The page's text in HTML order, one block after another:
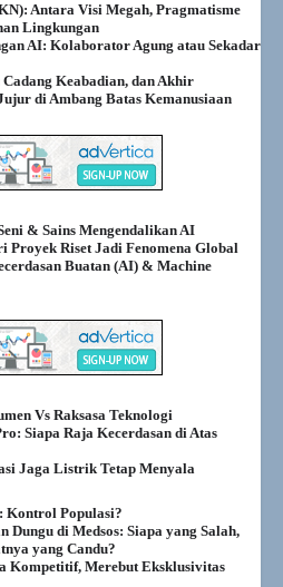
Antara Visi Megah, Pragmatisme
Lingkungan
AI: Kolaborator Agung atau Sekadar
Cadang Keabadian, dan Akhir
di Ambang Batas Kemanusiaan
& Sains Mengendalikan AI
Proyek Riset Jadi Fenomena Global
Buatan (AI) & Machine
Vs Raksasa Teknologi
Siapa Raja Kecerdasan di Atas
Jaga Listrik Tetap Menyala
Kontrol Populasi?
Dungu di Medsos: Siapa yang Salah,
yang Candu?
Kompetitif, Merebut Eksklusivitas